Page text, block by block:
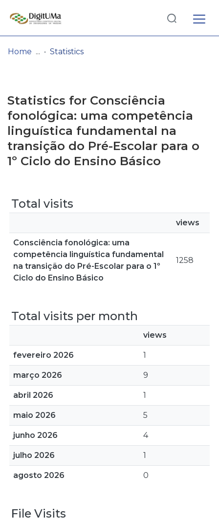
Browse repository
Entities
Log
In(current)
Home Statistics
Statistics for Consciência
fonológica: uma competência
linguística fundamental na
transição do Pré-Escolar para o
1º Ciclo do Ensino Básico
Total visits
views
Consciência fonológica: uma
competência linguística fundamental
na transição do Pré-Escolar para o 1º
Ciclo do Ensino Básico
1258
Total visits per month
views
fevereiro 2026 1
março 2026 9
abril 2026 1
maio 2026 5
junho 2026 4
julho 2026 1
agosto 2026 0
File Visits